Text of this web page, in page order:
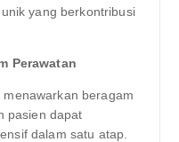
yang berkontribusi
Perawatan
menawarkan beragam
pasien dapat
dalam satu atap.